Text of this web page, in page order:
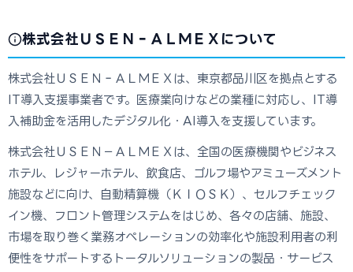
株式会社ＵＳＥＮ‐ＡＬＭＥＸについて
株式会社ＵＳＥＮ‐ＡＬＭＥＸは、東京都品川区を拠点とする
IT導入支援事業者です。医療業向けなどの業種に対応し、IT導
入補助金を活用したデジタル化・AI導入を支援しています。
株式会社ＵＳＥＮ－ＡＬＭＥＸは、全国の医療機関やビジネス
ホテル、レジャーホテル、飲食店、ゴルフ場やアミューズメント
施設などに向け、自動精算機（ＫＩＯＳＫ）、セルフチェック
イン機、フロント管理システムをはじめ、各々の店舗、施設、
市場を取り巻く業務オペレーションの効率化や施設利用者の利
便性をサポートするトータルソリューションの製品・サービス